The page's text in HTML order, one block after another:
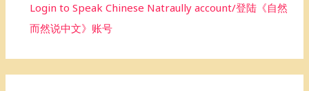
Login to Speak Chinese Natraully account/登陆《自然
而然说中文》账号